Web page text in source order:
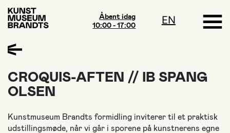
Åbent idag
10:00 - 17:00
EN
CROQUIS-AFTEN // IB SPANG
OLSEN
Kunstmuseum Brandts formidling inviterer til et praktisk
udstillingsmøde, når vi går i sporene på kunstnerens egne